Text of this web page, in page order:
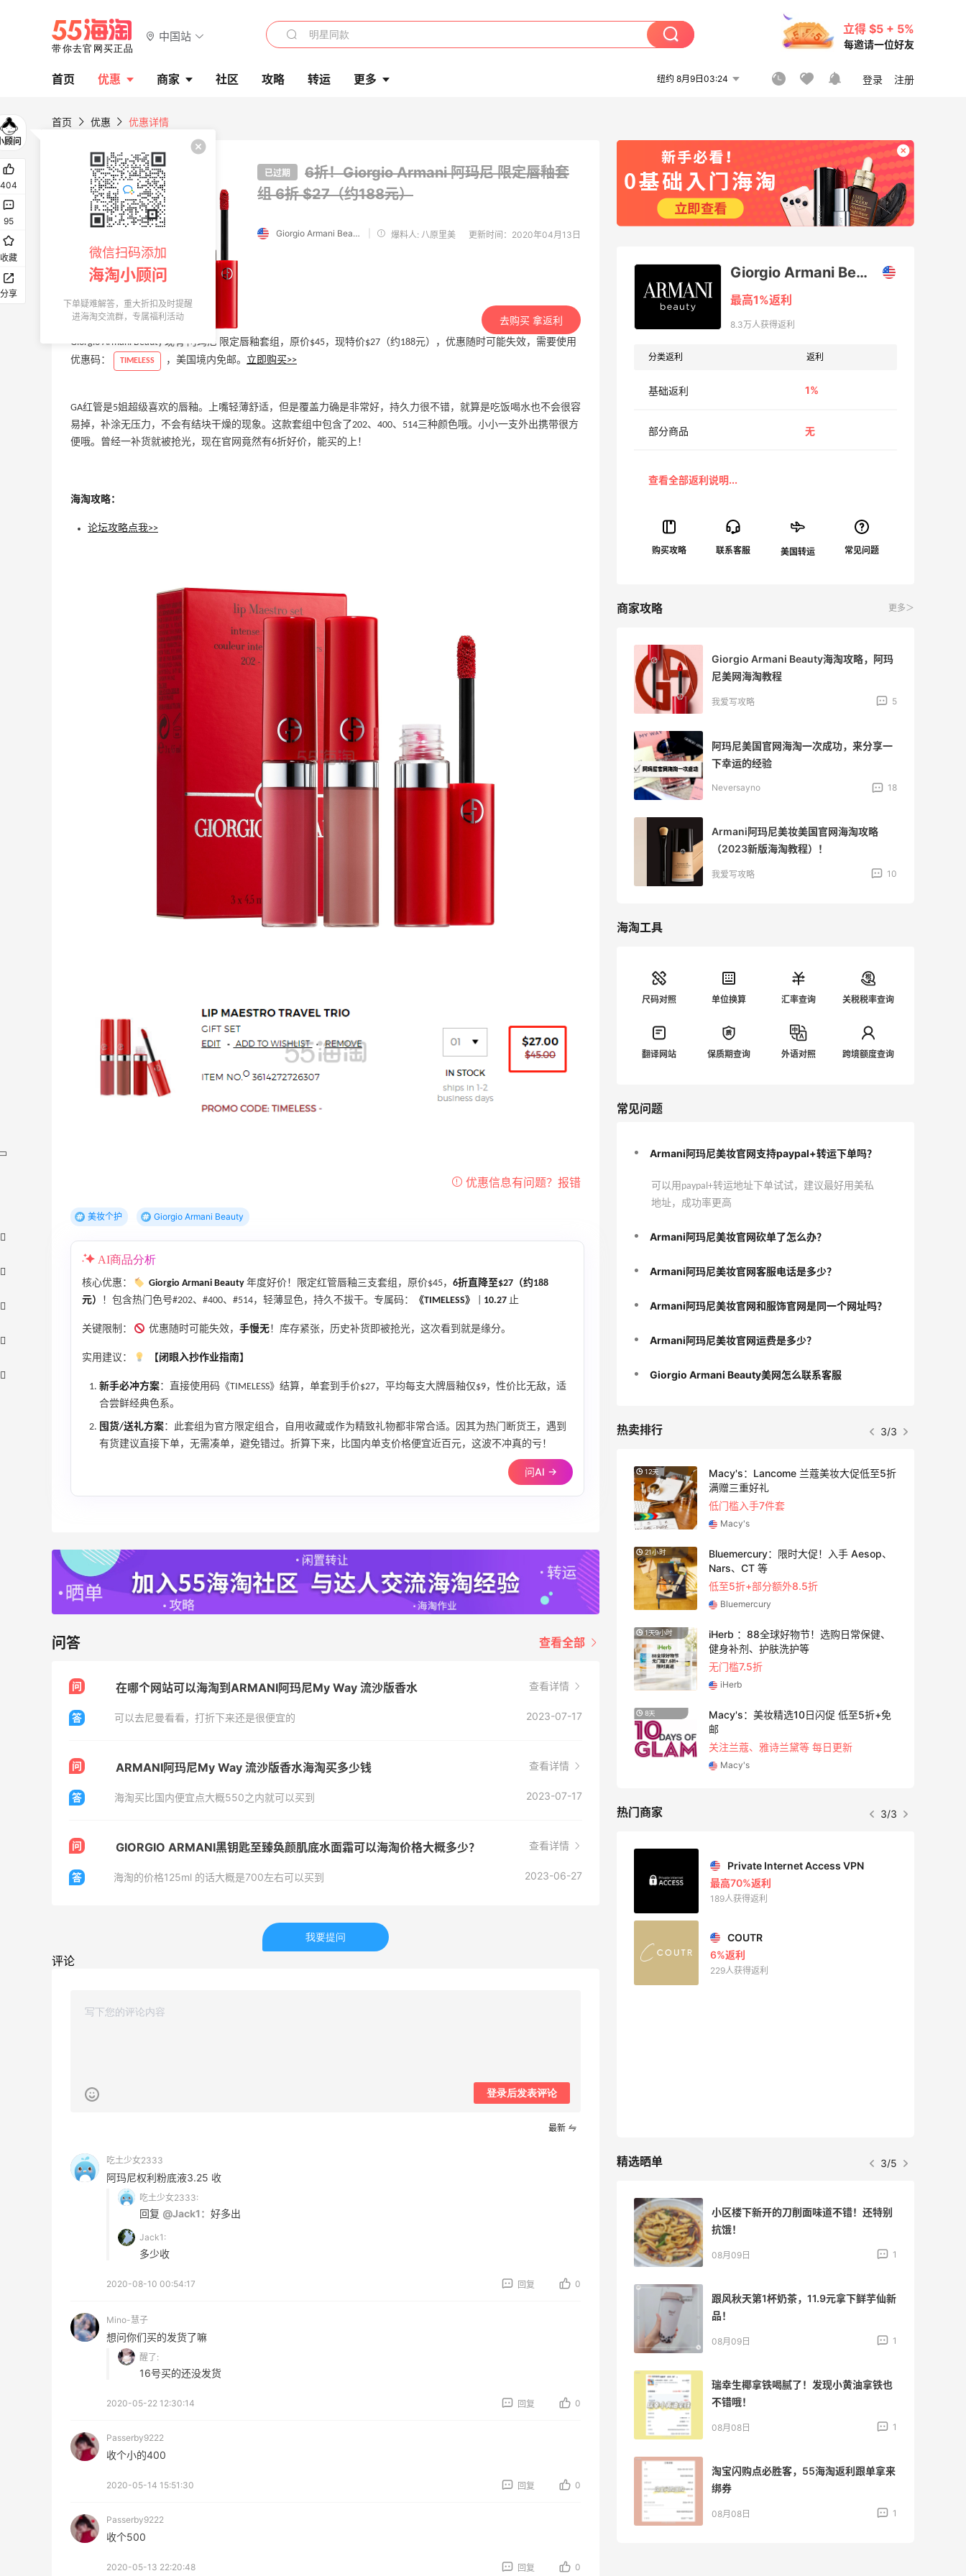
中国站
立得 $5 + 5%
每邀请一位好友
首页 优惠 商家 社区 攻略 转运 更多 纽约 8月9日03:24 登录 注册
首页 优惠 优惠详情
已过期
6折！Giorgio Armani 阿玛尼 限定唇釉套
组6折 $27（约188元）
Giorgio Armani Beauty 爆料人: 八原里美 更新时间：2020年04月13日
去购买 拿返利
Giorgio Armani Beauty 现有 阿玛尼 限定唇釉套组，原价$45，现特价$27（约188元），优惠随时可能失效，需要使用
优惠码：
TIMELESS ，美国境内免邮。 立即购买>>
GA红管是5姐超级喜欢的唇釉。上嘴轻薄舒适，但是覆盖力确是非常好，持久力很不错，就算是吃饭喝水也不会很容
易掉，补涂无压力，不会有结块干燥的现象。这款套组中包含了202、400、514三种颜色哦。小小一支外出携带很方
便哦。曾经一补货就被抢光，现在官网竟然有6折好价，能买的上！
海淘攻略：
论坛攻略点我>>
美妆个护 Giorgio Armani Beauty
AI商品分析
核心优惠： Giorgio Armani Beauty 年度好价！限定红管唇釉三支套组，原价$45， 6折直降至$27（约188
元）
！包含热门色号#202、#400、#514，轻薄显色，持久不拔干。专属码： 《TIMELESS》 10.27 止
关键限制： 优惠随时可能失效， 手慢无！库存紧张，历史补货即被抢光，这次看到就是缘分。
实用建议： 【闭眼入抄作业指南】
新手必冲方案：直接使用码《TIMELESS》结算，单套到手价$27，平均每支大牌唇釉仅$9，性价比无敌，适
合尝鲜经典色系。
囤货/送礼方案：此套组为官方限定组合，自用收藏或作为精致礼物都非常合适。因其为热门断货王，遇到
有货建议直接下单，无需凑单，避免错过。折算下来，比国内单支价格便宜近百元，这波不冲真的亏！
问AI →
问答 查看全部
问 在哪个网站可以海淘到ARMANI阿玛尼My Way 流沙版香水 查看详情
答 可以去尼曼看看，打折下来还是很便宜的 2023-07-17
问 ARMANI阿玛尼My Way 流沙版香水海淘买多少钱 查看详情
答 海淘买比国内便宜点大概550之内就可以买到 2023-07-17
问 GIORGIO ARMANI黑钥匙至臻奂颜肌底水面霜可以海淘价格大概多少？ 查看详情
答 海淘的价格125ml 的话大概是700左右可以买到 2023-06-27
我要提问
评论
登录后发表评论
最新
吃土少女2333
阿玛尼权利粉底液3.25 收
吃土少女2333:
回复 @Jack1： 好多出
Jack1:
多少收
2020-08-10 00:54:17 回复 0
Mino-慧子
想问你们买的发货了嘛
醒了:
16号买的还没发货
2020-05-22 12:30:14 回复 0
Passerby9222
收个小的400
2020-05-14 15:51:30 回复 0
Passerby9222
收个500
2020-05-13 22:20:48 回复 0
Giorgio Armani Beauty
最高1%返利
8.3万人获得返利
分类返利 返利
基础返利 1%
部分商品 无
美国转运
商家攻略 更多＞
Giorgio Armani Beauty海淘攻略，阿玛
尼美网海淘教程
阿玛尼美国官网海淘一次成功，来分享一
下幸运的经验
Neversayno
Giorgio Armani Beauty海淘攻略，阿玛
尼美网海淘教程
我爱写攻略 5
阿玛尼美国官网海淘一次成功，来分享一
下幸运的经验
Neversayno 18
Armani阿玛尼美妆美国官网海淘攻略
（2023新版海淘教程）！
我爱写攻略 10
海淘工具
尺码对照 单位换算 汇率查询 关税税率查询
翻译网站 保质期查询 外语对照 跨境额度查询
常见问题
Armani阿玛尼美妆官网支持paypal+转运下单吗？
可以用paypal+转运地址下单试试，建议最好用美私
地址，成功率更高
Armani阿玛尼美妆官网砍单了怎么办？
Armani阿玛尼美妆官网客服电话是多少？
Armani阿玛尼美妆官网和服饰官网是同一个网址吗？
Armani阿玛尼美妆官网运费是多少？
Giorgio Armani Beauty美网怎么联系客服
热卖排行 3/3
21小时
Bloomingdales：时尚热卖！入手珑骧、
Tory Burch、拉夫劳伦等
每满$100返$25礼卡
Bloomingdales
Columbia Sportswear
Space NK UK：美妆护肤大促！入Lisa
Space NK UK
Suit Negozi：夏季大促！DVN 麂皮运动鞋
21小时
Bloomingdales：美妆大促！入手 Dior、
满$200享8.5折优惠+部分送好礼
Bloomingdales
Mytheresa：折扣区时尚上新热卖 关注
Il duomo：时尚上新热卖！入手
12天
Macy's：Lancome 兰蔻美妆大促低至5折
满赠三重好礼
低门槛入手7件套
Macy's
21小时
Bluemercury：限时大促！入手 Aesop、
Nars、CT 等
低至5折+部分额外8.5折
Bluemercury
1天9小时
iHerb ：88全球好物节！选购日常保健、
健身补剂、护肤洗护等
无门槛7.5折
iHerb
8天
Macy's：美妆精选10日闪促 低至5折+免
邮
关注兰蔻、雅诗兰黛等 每日更新
Macy's
热门商家 3/3
最高2%返利
Eileen Fisher
RFM Denim
Private Internet Access VPN
最高70%返利
189人获得返利
COUTR
6%返利
229人获得返利
精选晒单 3/5
XHS姐妹太会省了！！iHerb这波操作直
接6折拿下
08月09日
08月09日
小区楼下新开的刀削面味道不错！还特别
抗饿！
08月09日 1
跟风秋天第1杯奶茶，11.9元拿下鲜芋仙新
品！
08月09日 1
瑞幸生椰拿铁喝腻了！发现小黄油拿铁也
不错哦！
08月08日 1
淘宝闪购点必胜客，55海淘返利跟单拿来
绑券
08月08日 1
404
95
收藏
分享
微信扫码添加
海淘小顾问
下单疑难解答，重大折扣及时提醒
进海淘交流群，专属福利活动